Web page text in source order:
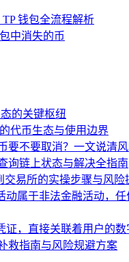
TP 钱包全流程解析
中消失的币
的关键枢纽
代币生态与使用边界
要不要取消？一文说清
询链上状态与解决全指南
易所的实操步骤与风险
动属于非法金融活动，
证，直接关联着用户的
救指南与风险规避方案